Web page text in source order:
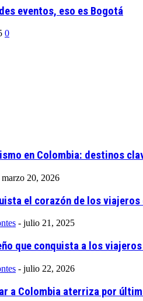
eventos, eso es Bogotá
0
en Colombia: destinos
marzo 20, 2026
el corazón de los viajeros
- julio 21, 2025
que conquista a los
- julio 22, 2026
a Colombia aterriza por